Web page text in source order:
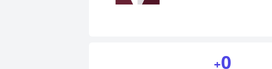
0
+